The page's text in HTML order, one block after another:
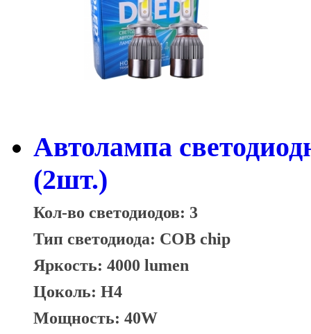
Автолампа
(2шт.)
Кол-во светодиодов: 3
Тип светодиода: COB chip
Яркость: 4000 lumen
Цоколь: H4
Мощность: 40W